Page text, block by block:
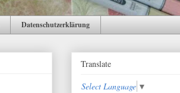
Datenschutzerklärung
Translate
Select Language ▼